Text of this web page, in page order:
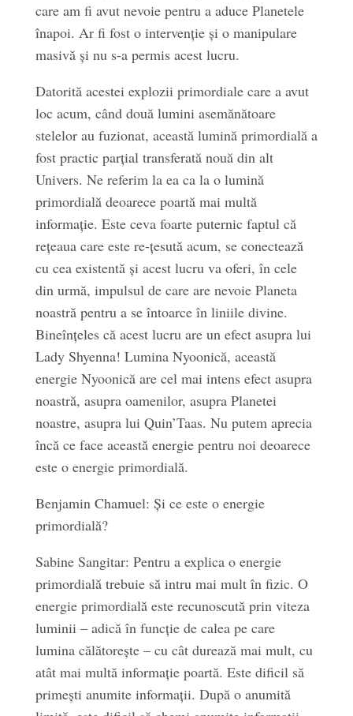
care am fi avut nevoie pentru a aduce Planetele
înapoi. Ar fi fost o intervenție și o manipulare
masivă și nu s-a permis acest lucru.
Datorită acestei explozii primordiale care a avut
loc acum, când două lumini asemănătoare
stelelor au fuzionat, această lumină primordială a
fost practic parțial transferată nouă din alt
Univers. Ne referim la ea ca la o lumină
primordială deoarece poartă mai multă
informație. Este ceva foarte puternic faptul că
rețeaua care este re-țesută acum, se conectează
cu cea existentă și acest lucru va oferi, în cele
din urmă, impulsul de care are nevoie Planeta
noastră pentru a se întoarce în liniile divine.
Bineînțeles că acest lucru are un efect asupra lui
Lady Shyenna! Lumina Nyoonică, această
energie Nyoonică are cel mai intens efect asupra
noastră, asupra oamenilor, asupra Planetei
noastre, asupra lui Quin’Taas. Nu putem aprecia
încă ce face această energie pentru noi deoarece
este o energie primordială.
Benjamin Chamuel: Și ce este o energie
primordială?
Sabine Sangitar: Pentru a explica o energie
primordială trebuie să intru mai mult în fizic. O
energie primordială este recunoscută prin viteza
luminii – adică în funcție de calea pe care
lumina călătorește – cu cât durează mai mult, cu
atât mai multă informație poartă. Este dificil să
primești anumite informații. După o anumită